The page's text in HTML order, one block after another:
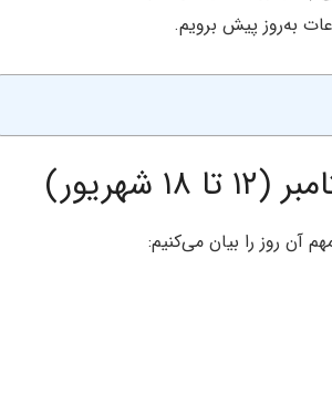
به‌روز پیش‌ برویم.
آن روز را بیان می‌کنیم: